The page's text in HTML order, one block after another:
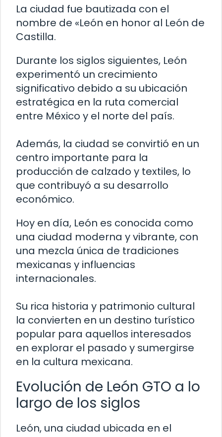
La ciudad fue bautizada con el
nombre de «León en honor al León de
Castilla.
Durante los siglos siguientes, León
experimentó un crecimiento
significativo debido a su ubicación
estratégica en la ruta comercial
entre México y el norte del país.
Además, la ciudad se convirtió en un
centro importante para la
producción de calzado y textiles, lo
que contribuyó a su desarrollo
económico.
Hoy en día, León es conocida como
una ciudad moderna y vibrante, con
una mezcla única de tradiciones
mexicanas y influencias
internacionales.
Su rica historia y patrimonio cultural
la convierten en un destino turístico
popular para aquellos interesados
en explorar el pasado y sumergirse
en la cultura mexicana.
Evolución de León GTO a lo
largo de los siglos
León, una ciudad ubicada en el